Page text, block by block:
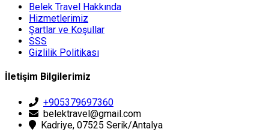
Belek Travel Hakkında
Hizmetlerimiz
Şartlar ve Koşullar
SSS
Gizlilik Politikası
İletişim Bilgilerimiz
+905379697360
belektravel@gmail.com
Kadriye, 07525 Serik/Antalya